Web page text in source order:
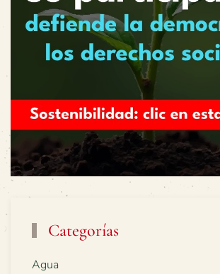
Categorías
Agua